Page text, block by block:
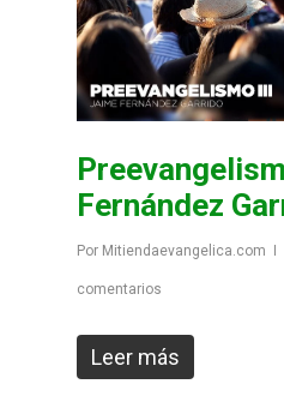
Fernández
Por Mitiendaevangelica.com
comentarios
Leer más